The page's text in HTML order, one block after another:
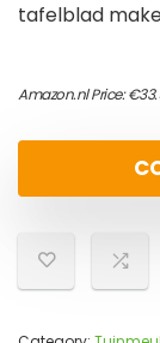
tafelblad
Amazon.nl Price:€